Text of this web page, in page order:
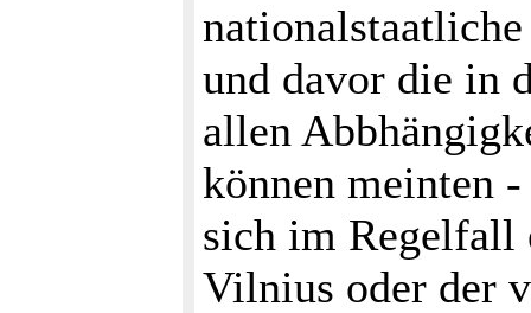
und davor die in
allen
können meinten
sich im Regelfall
Vilnius oder der